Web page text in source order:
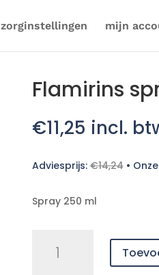
zorginstellingen mijn
Flamirins
€11,25 incl.
Adviesprijs:€14,24•
Spray 250 ml
spray